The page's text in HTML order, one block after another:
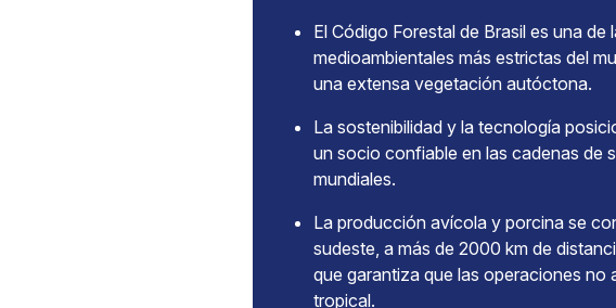
El Código Forestal de Brasil es una de
medioambientales más estrictas del
una extensa vegetación autóctona.
La sostenibilidad y la tecnología
un socio confiable en las cadenas de
mundiales.
La producción avícola y porcina se
sudeste, a más de 2000 km de
que garantiza que las operaciones no
tropical.